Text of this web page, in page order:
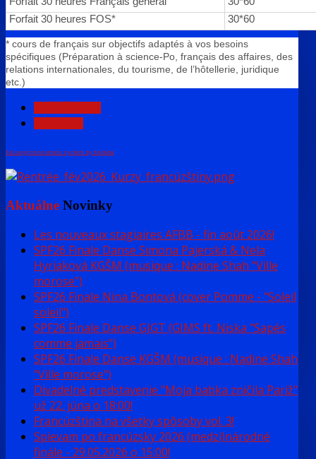
Forfait 30 heures FOS*
30*60
* cours de français sur objectifs adaptés à vos besoins
spécifiques (Préparation à science-Po, français des affaires, des
relations internationales, du tourisme, de l’hôtellerie, juridique
etc.)
FaLang translation system by Faboba
Aktuálne Novinky
Les nouveaux stagiaires AFBB - fin août 2026!
SPF26 Finale Danse Simona Pajerská & Nela
Hyriaková KGŠM (musique : Nadine Shah "Ville
morose")
SPF26 Finale Nina Bontová (cover Pomme - "Soleil
soleil")
SPF26 Finale Danse GJGT (GIMS ft. Niska "Sapés
comme jamais")
SPF26 Finale Danse KGŠM (musique : Nadine Shah
"Ville morose")
Divadelné predstavenie "Moja babka zničila Pariž"
už 22. júna o 18:00!
Francúzština na všetky spôsoby vol. 3!
Spievam po francúzsky 2026 (medzi)národné
finále - 29.05.2026 o 15:00!